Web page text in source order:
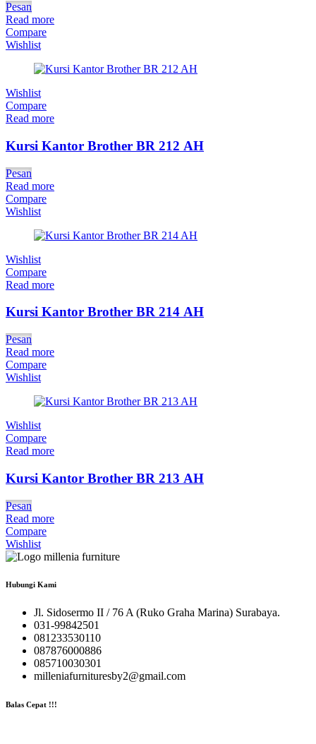
Pesan
Read more
Compare
Wishlist
Wishlist
Compare
Read more
Kursi Kantor Brother BR 212 AH
Pesan
Read more
Compare
Wishlist
Wishlist
Compare
Read more
Kursi Kantor Brother BR 214 AH
Pesan
Read more
Compare
Wishlist
Wishlist
Compare
Read more
Kursi Kantor Brother BR 213 AH
Pesan
Read more
Compare
Wishlist
Hubungi Kami
Jl. Sidosermo II / 76 A (Ruko Graha Marina) Surabaya.
031-99842501
081233530110
087876000886
085710030301
milleniafurnituresby2@gmail.com
Balas Cepat !!!